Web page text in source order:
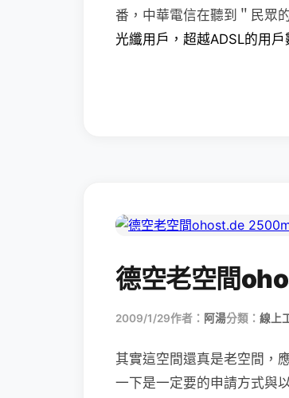
番，中華電信在聽到＂民眾
光纖用戶，超越ADSL的用戶
德空老空間
2009/1/29作者： 阿湯分類： 線上
其實這空間還真是老空間，
一下是一定要的申請方式與